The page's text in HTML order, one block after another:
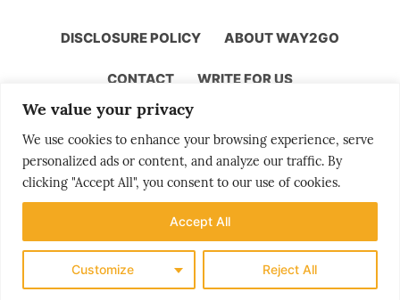
We value your privacy
We use cookies to enhance your browsing experience, serve
personalized ads or content, and analyze our traffic. By
clicking "Accept All", you consent to our use of cookies.
Customize Reject All
Accept All
DISCLOSURE POLICY ABOUT WAY2GO
CONTACT WRITE FOR US
Storytelling by Bjørn Moholdt